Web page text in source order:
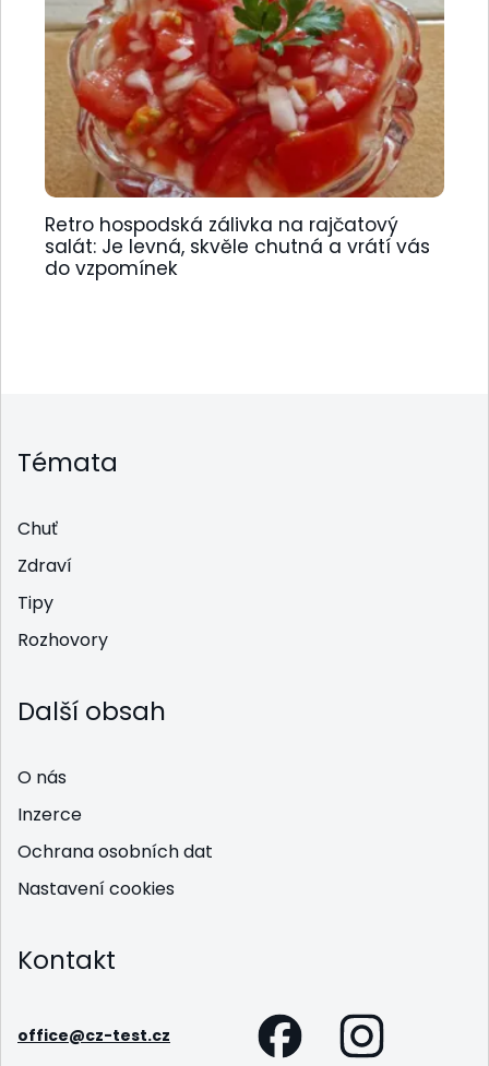
Retro hospodská zálivka na rajčatový
salát: Je levná, skvěle chutná a vrátí vás
do vzpomínek
Témata
Chuť
Zdraví
Tipy
Rozhovory
Další obsah
O nás
Inzerce
Ochrana osobních dat
Nastavení cookies
Kontakt
office@cz-test.cz